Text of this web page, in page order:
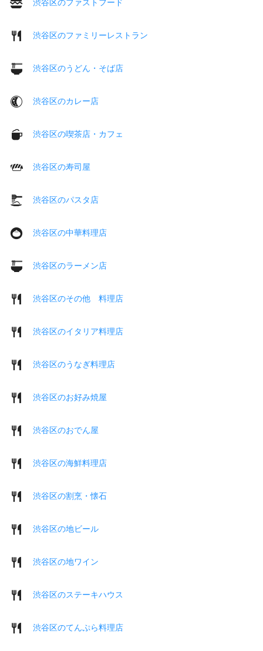
渋谷区のファストフード
渋谷区のファミリーレストラン
渋谷区のうどん・そば店
渋谷区のカレー店
渋谷区の喫茶店・カフェ
渋谷区の寿司屋
渋谷区のパスタ店
渋谷区の中華料理店
渋谷区のラーメン店
渋谷区のその他 料理店
渋谷区のイタリア料理店
渋谷区のうなぎ料理店
渋谷区のお好み焼屋
渋谷区のおでん屋
渋谷区の海鮮料理店
渋谷区の割烹・懐石
渋谷区の地ビール
渋谷区の地ワイン
渋谷区のステーキハウス
渋谷区のてんぷら料理店